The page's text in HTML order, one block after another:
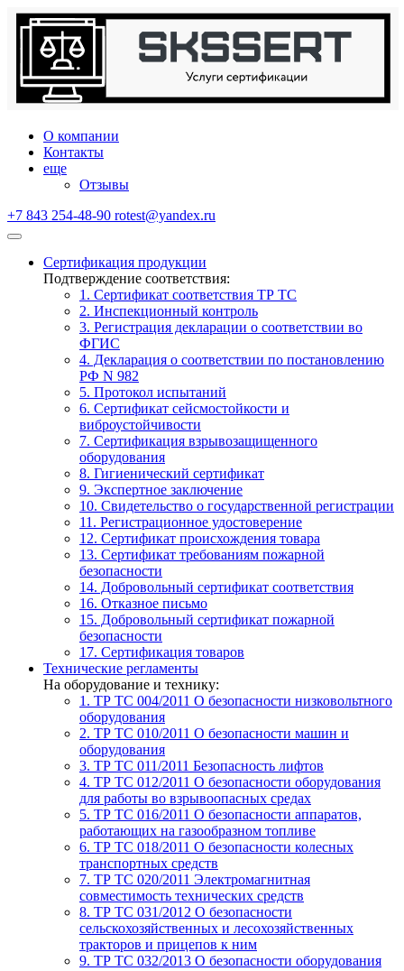
О компании
Контакты
еще
Отзывы
+7 843 254-48-90 rotest@yandex.ru
Сертификация продукции
Подтверждение соответствия:
1. Сертификат соответствия ТР ТС
2. Инспекционный контроль
3. Регистрация декларации о соответствии во
ФГИС
4. Декларация о соответствии по постановлению
РФ N 982
5. Протокол испытаний
6. Сертификат сейсмостойкости и
виброустойчивости
7. Сертификация взрывозащищенного
оборудования
8. Гигиенический сертификат
9. Экспертное заключение
10. Свидетельство о государственной регистрации
11. Регистрационное удостоверение
12. Сертификат происхождения товара
13. Сертификат требованиям пожарной
безопасности
14. Добровольный сертификат соответствия
16. Отказное письмо
15. Добровольный сертификат пожарной
безопасности
17. Сертификация товаров
Технические регламенты
На оборудование и технику:
1. ТР ТС 004/2011 О безопасности низковольтного
оборудования
2. ТР ТС 010/2011 О безопасности машин и
оборудования
3. ТР ТС 011/2011 Безопасность лифтов
4. ТР ТС 012/2011 О безопасности оборудования
для работы во взрывоопасных средах
5. ТР ТС 016/2011 О безопасности аппаратов,
работающих на газообразном топливе
6. ТР ТС 018/2011 О безопасности колесных
транспортных средств
7. TР ТС 020/2011 Электромагнитная
совместимость технических средств
8. ТР ТС 031/2012 О безопасности
сельскохозяйственных и лесохозяйственных
тракторов и прицепов к ним
9. ТР ТС 032/2013 О безопасности оборудования